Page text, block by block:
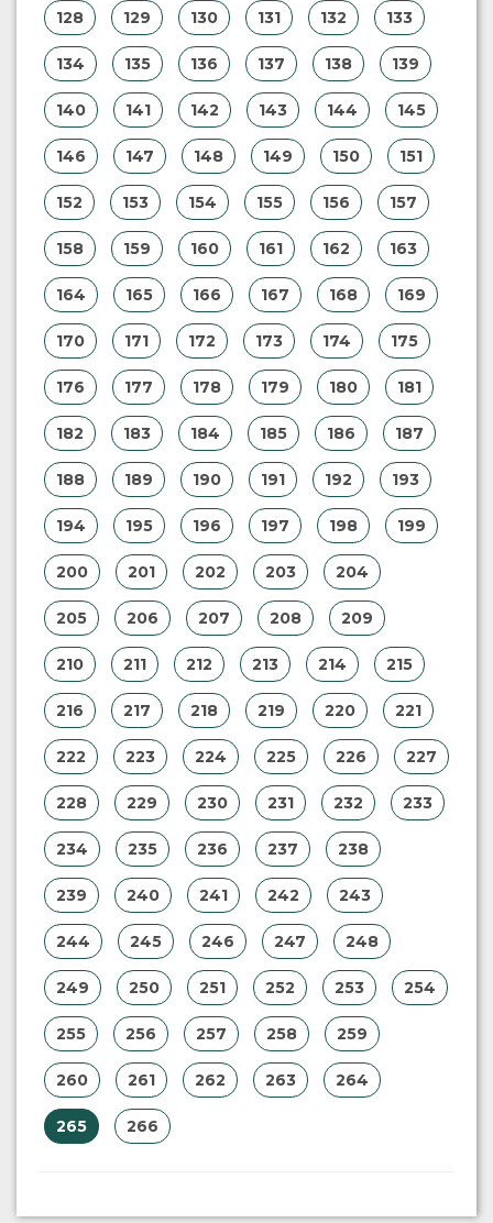
128 129 130 131 132 133
134 135 136 137 138 139
140 141 142 143 144 145
146 147 148 149 150 151
152 153 154 155 156 157
158 159 160 161 162 163
164 165 166 167 168 169
170 171 172 173 174 175
176 177 178 179 180 181
182 183 184 185 186 187
188 189 190 191 192 193
194 195 196 197 198 199
200 201 202 203 204
205 206 207 208 209
210 211 212 213 214 215
216 217 218 219 220 221
222 223 224 225 226 227
228 229 230 231 232 233
234 235 236 237 238
239 240 241 242 243
244 245 246 247 248
249 250 251 252 253 254
255 256 257 258 259
260 261 262 263 264
265 266